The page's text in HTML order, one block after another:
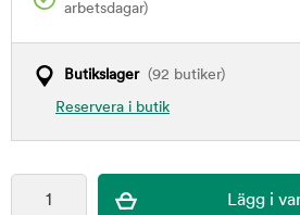
arbetsdagar)
Butikslager(92 butiker)
Reservera i butik